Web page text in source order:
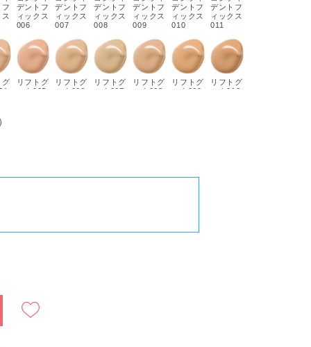
フ
デントフ
ィックス
006
デントフ
ィックス
007
デントフ
ィックス
008
デントフ
ィックス
009
デントフ
ィックス
010
デントフ
ィックス
011
グ
リフトグ
ロウ005
リフトグ
ロウ006
リフトグ
ロウ007
リフトグ
ロウ008
リフトグ
ロウ009
リフトグ
ロウ010